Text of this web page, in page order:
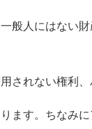
れない権利
ます。ちなみ